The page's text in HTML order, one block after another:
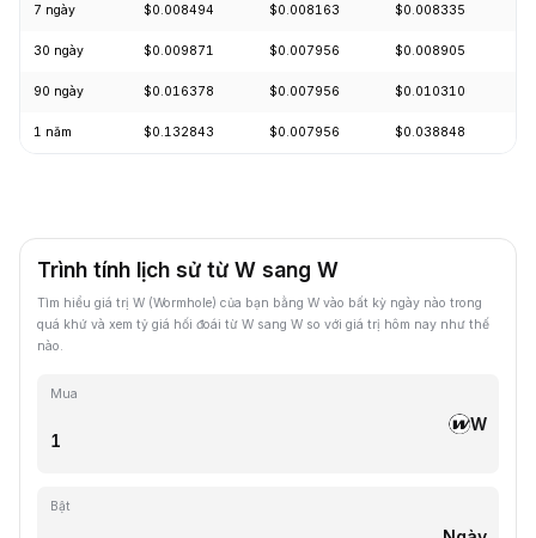
7 ngày $0.008494 $0.008163 $0.008335
30 ngày $0.009871 $0.007956 $0.008905
90 ngày $0.016378 $0.007956 $0.010310
1 năm $0.132843 $0.007956 $0.038848
Trình tính lịch sử từ W sang W
Tìm hiểu giá trị W (Wormhole) của bạn bằng W vào bất kỳ ngày nào trong
quá khứ và xem tỷ giá hối đoái từ W sang W so với giá trị hôm nay như thế
nào.
Mua
W
Bật